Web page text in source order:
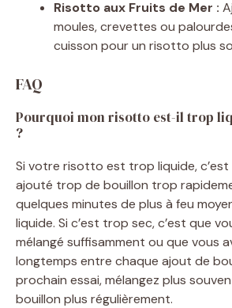
Risotto aux Fruits de Mer :
moules, crevettes ou
cuisson pour un risotto plus
FAQ
Pourquoi mon risotto est-il trop
?
Si votre risotto est trop liquide, c’est
ajouté trop de bouillon trop
quelques minutes de plus à feu
liquide. Si c’est trop sec, c’est que
mélangé suffisamment ou que vous
longtemps entre chaque ajout de
prochain essai, mélangez plus
bouillon plus régulièrement.